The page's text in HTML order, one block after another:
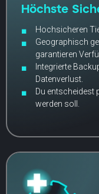
Höchste
Hochsicheren
Geographisch
garantieren
Integrierte
Datenverlust.
Du entscheidest
werden soll.